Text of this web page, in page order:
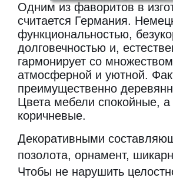
Одним из фаворитов в
считается Германия.
функциональностью,
долговечностью и,
гармонирует со
атмосферной и уютной.
преимущественно
Цвета мебели спокойные,
коричневые.
Декоративными
позолота, орнамент,
Чтобы не нарушить